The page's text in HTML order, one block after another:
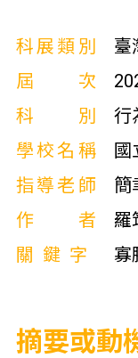
科展類別
臺
屆次
科別
行
學校名稱
指導老師
簡
作者
羅
關鍵字
寡
摘要或動